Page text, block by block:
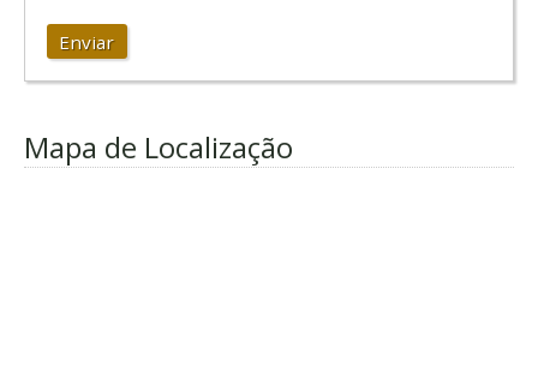
Enviar
Mapa de Localização